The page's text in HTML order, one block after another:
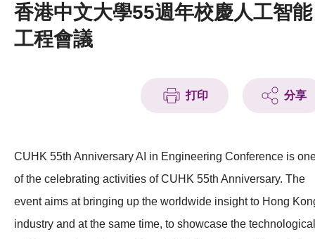
新聞中心
香港中文大學55週年校慶人工智能
工程會議
打印 分享
CUHK 55th Anniversary AI in Engineering Conference is
of the celebrating activities of CUHK 55th Anniversary. The
event aims at bringing up the worldwide insight to Hong
industry and at the same time, to showcase the technological